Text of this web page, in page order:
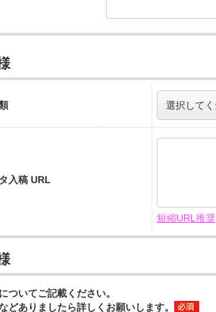
入稿 URL
短縮URL推奨
ついてご記載ください。
どありましたら詳しくお願いします。